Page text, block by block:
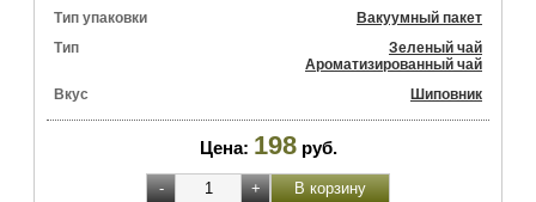
Тип упаковки
Вакуумный пакет
Тип
Зеленый чай
Ароматизированный чай
Вкус
Шиповник
Цена: 198 руб.